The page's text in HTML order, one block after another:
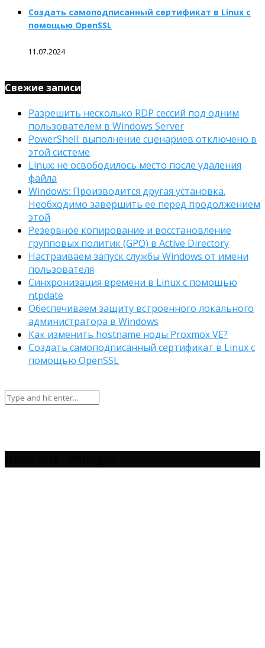
Создать самоподписанный сертификат в Linux с
помощью OpenSSL
11.07.2024
Свежие записи
Разрешить несколько RDP сессий под одним
пользователем в Windows Server
PowerShell: выполнение сценариев отключено в
этой системе
Linux: не освободилось место после удаления
файла
Windows: Производится другая установка.
Необходимо завершить ее перед продолжением
этой
Резервное копирование и восстановление
групповых политик (GPO) в Active Directory
Настраиваем запуск службы Windows от имени
пользователя
Синхронизация времени в Linux с помощью
ntpdate
Обеспечиваем защиту встроенного локального
администратора в Windows
Как изменить hostname ноды Proxmox VE?
Создать самоподписанный сертификат в Linux с
помощью OpenSSL